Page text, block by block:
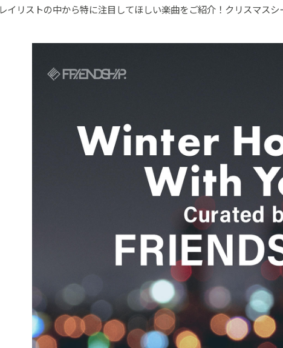
イリストの中から特に注目してほしい楽曲をご紹介！クリスマス